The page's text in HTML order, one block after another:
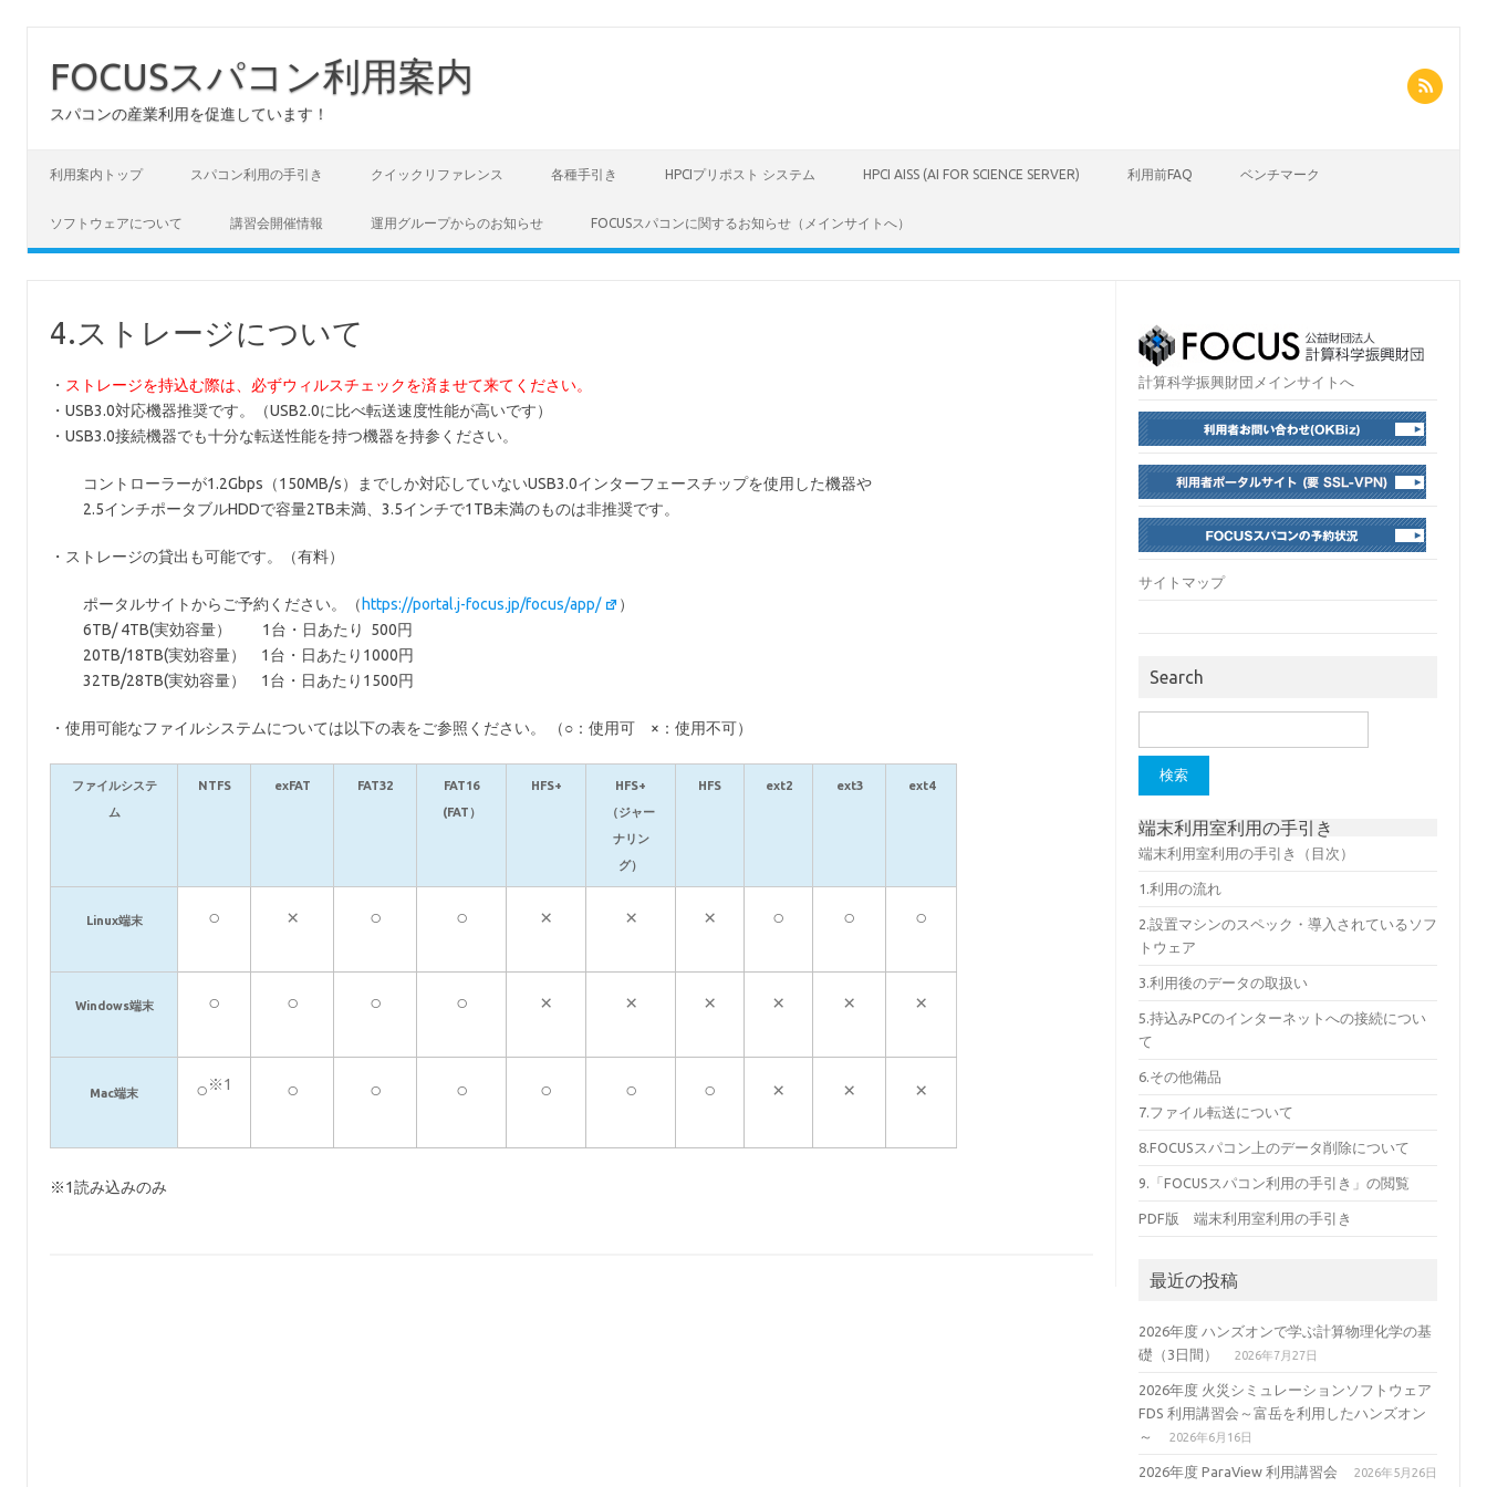
FOCUSスパコン利用案内
スパコンの産業利用を促進しています！
利用案内トップ スパコン利用の手引き クイックリファレンス 各種手引き HPCIプリポスト システム HPCI AISS (AI FOR SCIENCE SERVER) 利用前FAQ ベンチマーク
ソフトウェアについて 講習会開催情報 運用グループからのお知らせ FOCUSスパコンに関するお知らせ（メインサイトへ）
4.ストレージについて
・ ストレージを持込む際は、必ずウィルスチェックを済ませて来てください。
・USB3.0対応機器推奨です。（USB2.0に比べ転送速度性能が高いです）
・USB3.0接続機器でも十分な転送性能を持つ機器を持参ください。
コントローラーが1.2Gbps（150MB/s）までしか対応していないUSB3.0インターフェースチップを使用した機器や
2.5インチポータブルHDDで容量2TB未満、3.5インチで1TB未満のものは非推奨です。
・ストレージの貸出も可能です。（有料）
ポータルサイトからご予約ください。（ https://portal.j-focus.jp/focus/app/
）
6TB/ 4TB(実効容量） 1台・日あたり 500円
20TB/18TB(実効容量） 1台・日あたり1000円
32TB/28TB(実効容量） 1台・日あたり1500円
・使用可能なファイルシステムについては以下の表をご参照ください。 （○：使用可 ×：使用不可）
ファイルシステ
ム
NTFS exFAT FAT32
FAT16
(FAT）
HFS+
HFS+
（ジャー
ナリン
グ）
HFS ext2 ext3 ext4
Linux端末 ○ × ○ ○ × × × ○ ○ ○
Windows端末 ○ ○ ○ ○ × × × × × ×
Mac端末 ○※1 ○ ○ ○ ○ ○ ○ × × ×
※1読み込みのみ
計算科学振興財団メインサイトへ
サイトマップ
Search
索:
端末利用室利用の手引き
端末利用室利用の手引き（目次）
1.利用の流れ
2.設置マシンのスペック・導入されているソフ
トウェア
3.利用後のデータの取扱い
5.持込みPCのインターネットへの接続につい
て
6.その他備品
7.ファイル転送について
8.FOCUSスパコン上のデータ削除について
9.「FOCUSスパコン利用の手引き」の閲覧
PDF版 端末利用室利用の手引き
最近の投稿
2026年度 ハンズオンで学ぶ計算物理化学の基
礎（3日間）
2026年7月27日
2026年度 火災シミュレーションソフトウェア
FDS 利用講習会～富岳を利用したハンズオン
～
2026年6月16日
2026年度 ParaView 利用講習会 2026年5月26日